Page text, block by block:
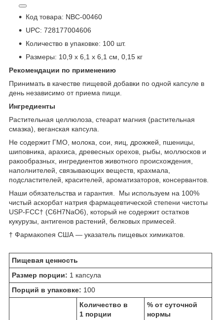
Код товара: NBC-00460
UPC: 728177004606
Количество в упаковке: 100 шт.
Размеры: 10,9 x 6,1 x 6,1 см, 0,15 кг
Рекомендации по применению
Принимать в качестве пищевой добавки по одной капсуле в
день независимо от приема пищи.
Ингредиенты
Растительная целлюлоза, стеарат магния (растительная
смазка), веганская капсула.
Не содержит ГМО, молока, сои, яиц, дрожжей, пшеницы,
шиповника, арахиса, древесных орехов, рыбы, моллюсков и
ракообразных, ингредиентов животного происхождения,
наполнителей, связывающих веществ, крахмала,
подсластителей, красителей, ароматизаторов, консервантов.
Наши обязательства и гарантия. Мы используем на 100%
чистый аскорбат натрия фармацевтической степени чистоты
USP-FCC† (C6H7NaO6), который не содержит остатков
кукурузы, антигенов растений, белковых примесей.
† Фармакопея США — указатель пищевых химикатов.
Пищевая ценность
Размер порции: 1 капсула
Порций в упаковке: 100
Количество в
1 порции
% от суточной
нормы